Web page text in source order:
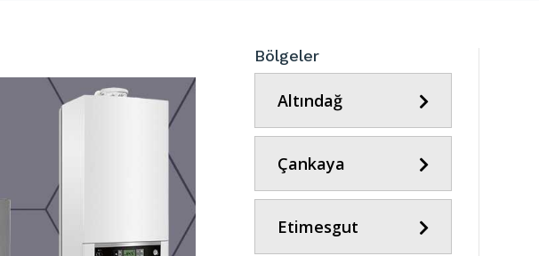
Bölgeler
Altındağ
Çankaya
Etimesgut